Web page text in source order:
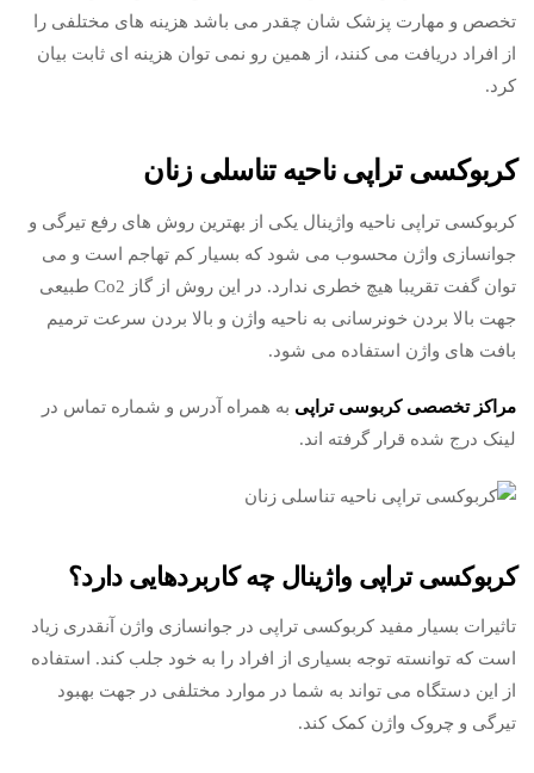
تخصص و مهارت پزشک شان چقدر می باشد هزینه های مختلفی را
از افراد دریافت می کنند، از همین رو نمی توان هزینه ای ثابت بیان
کرد.
کربوکسی تراپی ناحیه تناسلی زنان
کربوکسی تراپی ناحیه واژینال یکی از بهترین روش های رفع تیرگی و
جوانسازی واژن محسوب می شود که بسیار کم تهاجم است و می
توان گفت تقریبا هیچ خطری ندارد. در این روش از گاز Co2 طبیعی
جهت بالا بردن خونرسانی به ناحیه واژن و بالا بردن سرعت ترمیم
بافت های واژن استفاده می شود.
مراکز تخصصی کربوسی تراپی به همراه آدرس و شماره تماس در
لینک درج شده قرار گرفته اند.
کربوکسی تراپی واژینال چه کاربردهایی دارد؟
تاثیرات بسیار مفید کربوکسی تراپی در جوانسازی واژن آنقدری زیاد
است که توانسته توجه بسیاری از افراد را به خود جلب کند. استفاده
از این دستگاه می تواند به شما در موارد مختلفی در جهت بهبود
تیرگی و چروک واژن کمک کند.